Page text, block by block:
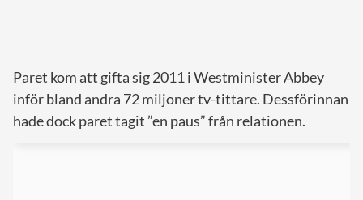
Paret kom att gifta sig 2011 i Westminister Abbey
inför bland andra 72 miljoner tv-tittare. Dessförinnan
hade dock paret tagit ”en paus” från relationen.